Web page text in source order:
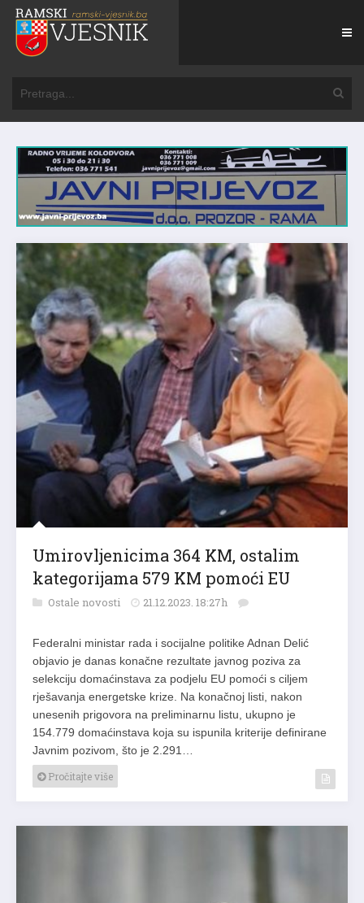
Umirovljenicima 364 KM, ostalim
kategorijama 579 KM pomoći EU
Ostale novosti 21.12.2023. 18:27h
Federalni ministar rada i socijalne politike Adnan Delić
objavio je danas konačne rezultate javnog poziva za
selekciju domaćinstava za podjelu EU pomoći s ciljem
rješavanja energetske krize. Na konačnoj listi, nakon
unesenih prigovora na preliminarnu listu, ukupno je
154.779 domaćinstava koja su ispunila kriterije definirane
Javnim pozivom, što je 2.291…
Pročitajte više